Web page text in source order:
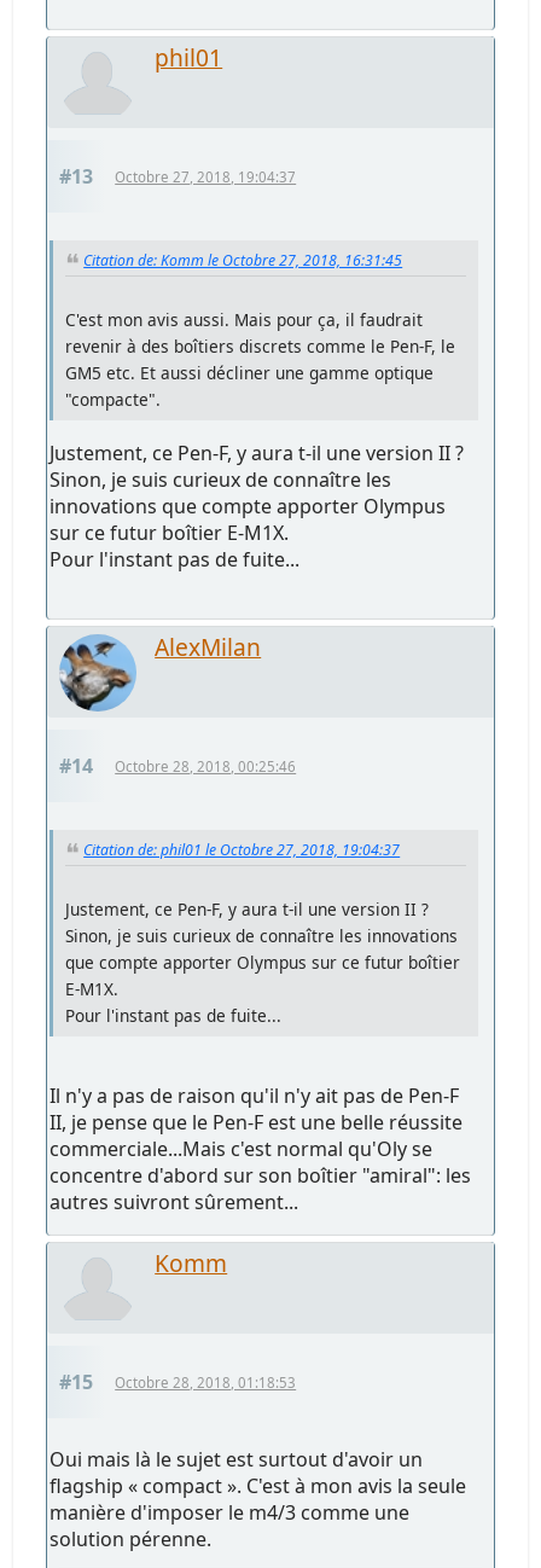
phil01
#13 Octobre 27, 2018, 19:04:37
Citation de: Komm le Octobre 27, 2018, 16:31:45
C'est mon avis aussi. Mais pour ça, il faudrait
revenir à des boîtiers discrets comme le Pen-F, le
GM5 etc. Et aussi décliner une gamme optique
"compacte".
Justement, ce Pen-F, y aura t-il une version II ?
Sinon, je suis curieux de connaître les
innovations que compte apporter Olympus
sur ce futur boîtier E-M1X.
Pour l'instant pas de fuite...
AlexMilan
#14 Octobre 28, 2018, 00:25:46
Citation de: phil01 le Octobre 27, 2018, 19:04:37
Justement, ce Pen-F, y aura t-il une version II ?
Sinon, je suis curieux de connaître les innovations
que compte apporter Olympus sur ce futur boîtier
E-M1X.
Pour l'instant pas de fuite...
Il n'y a pas de raison qu'il n'y ait pas de Pen-F
II, je pense que le Pen-F est une belle réussite
commerciale...Mais c'est normal qu'Oly se
concentre d'abord sur son boîtier "amiral": les
autres suivront sûrement...
Komm
#15 Octobre 28, 2018, 01:18:53
Oui mais là le sujet est surtout d'avoir un
flagship « compact ». C'est à mon avis la seule
manière d'imposer le m4/3 comme une
solution pérenne.